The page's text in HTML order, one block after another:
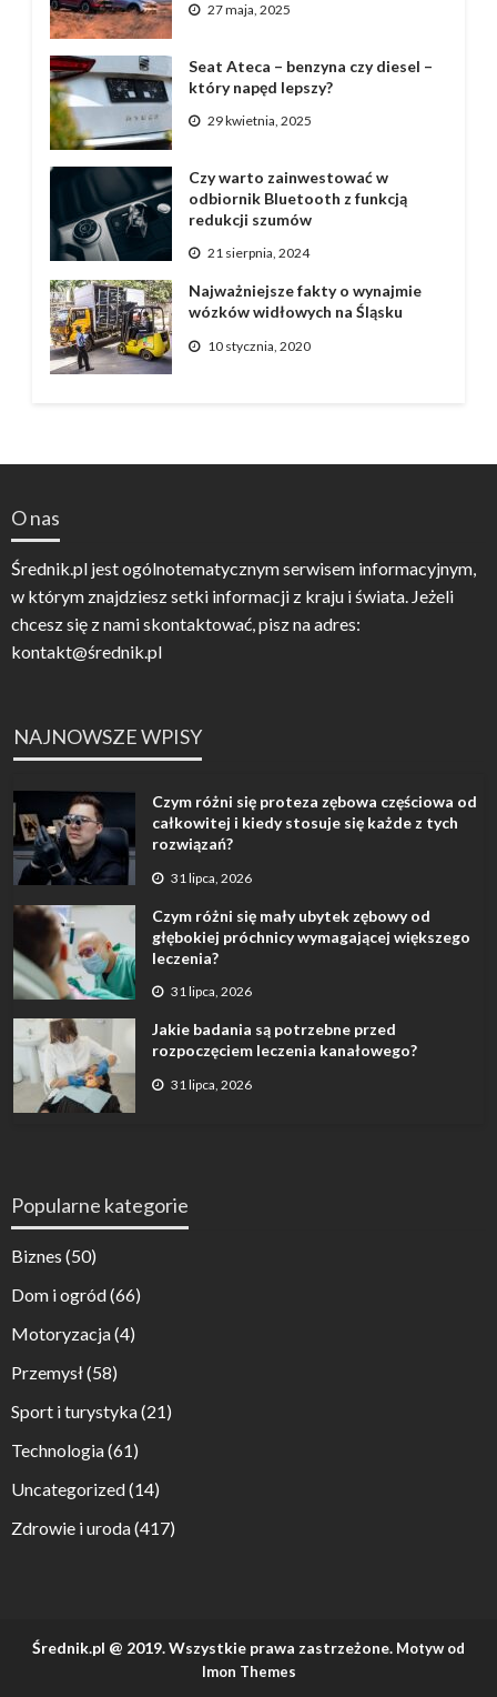
27 maja, 2025
Seat Ateca – benzyna czy diesel –
który napęd lepszy?
29 kwietnia, 2025
Czy warto zainwestować w
odbiornik Bluetooth z funkcją
redukcji szumów
21 sierpnia, 2024
Najważniejsze fakty o wynajmie
wózków widłowych na Śląsku
10 stycznia, 2020
O nas
Średnik.pl jest ogólnotematycznym serwisem informacyjnym,
w którym znajdziesz setki informacji z kraju i świata. Jeżeli
chcesz się z nami skontaktować, pisz na adres:
kontakt@średnik.pl
NAJNOWSZE WPISY
Czym różni się proteza zębowa częściowa od
całkowitej i kiedy stosuje się każde z tych
rozwiązań?
31 lipca, 2026
Czym różni się mały ubytek zębowy od
głębokiej próchnicy wymagającej większego
leczenia?
31 lipca, 2026
Jakie badania są potrzebne przed
rozpoczęciem leczenia kanałowego?
31 lipca, 2026
Popularne kategorie
Biznes (50)
Dom i ogród(66)
Motoryzacja(4)
Przemysł(58)
Sport i turystyka(21)
Technologia(61)
Uncategorized(14)
Zdrowie i uroda(417)
Średnik.pl @ 2019. Wszystkie prawa zastrzeżone. Motyw od
Imon Themes